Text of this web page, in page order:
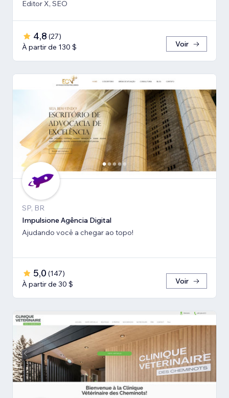
Editor X, SEO
4,8 (27)
À partir de 130 $
Voir
SP, BR
Impulsione Agência Digital
Ajudando você a chegar ao topo!
5,0 (147)
À partir de 30 $
Voir